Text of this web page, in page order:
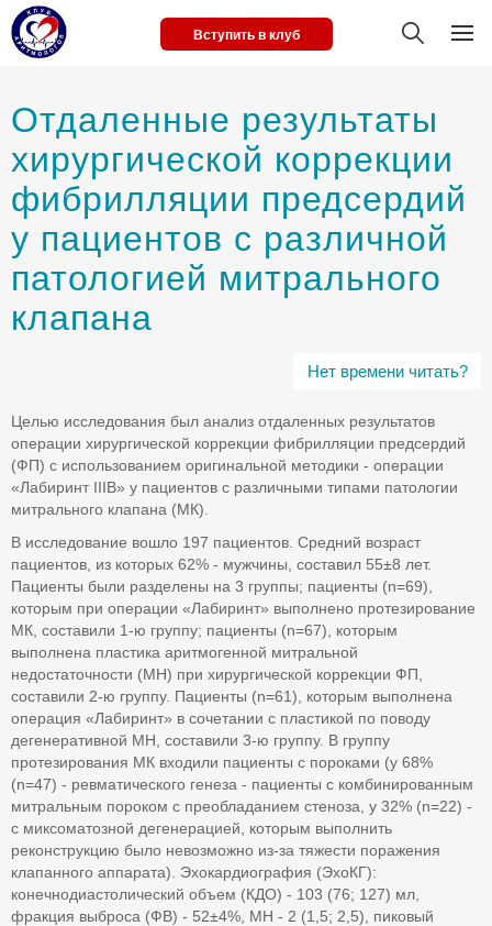
Вступить в клуб
Отдаленные результаты
xирургической коррекции
фибрилляции предсердий
у пациентов с различной
патологией митрального
клапана
Нет времени читать?
Целью исследования был анализ отдаленных результатов
операции хирургической коррекции фибрилляции предсердий
(ФП) с использованием оригинальной методики - операции
«Лабиринт IIIB» у пациентов с различными типами патологии
митрального клапана (МК).
В исследование вошло 197 пациентов. Средний возраст
пациентов, из которых 62% - мужчины, составил 55±8 лет.
Пациенты были разделены на 3 группы; пациенты (n=69),
которым при операции «Лабиринт» выполнено протезирование
МК, составили 1-ю группу; пациенты (n=67), которым
выполнена пластика аритмогенной митральной
недостаточности (МН) при хирургической коррекции ФП,
составили 2-ю группу. Пациенты (n=61), которым выполнена
операция «Лабиринт» в сочетании с пластикой по поводу
дегенеративной МН, составили 3-ю группу. В группу
протезирования МК входили пациенты с пороками (у 68%
(n=47) - ревматического генеза - пациенты с комбинированным
митральным пороком с преобладанием стеноза, у 32% (n=22) -
с миксоматозной дегенерацией, которым выполнить
реконструкцию было невозможно из-за тяжести поражения
клапанного аппарата). Эхокардиография (ЭхоКГ):
конечнодиастолический объем (КДО) - 103 (76; 127) мл,
фракция выброса (ФВ) - 52±4%, МН - 2 (1,5; 2,5), пиковый